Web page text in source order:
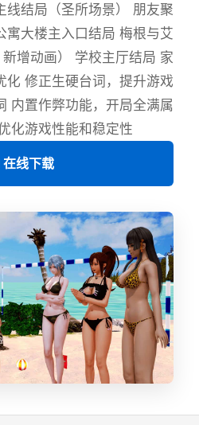
线结局（圣所场景） 朋友聚
寓大楼主入口结局 梅根与艾
增动画） 学校主厅结局 家
化 修正生硬台词，提升游戏
内置作弊功能，开局全满属
化游戏性能和稳定性
在线下载